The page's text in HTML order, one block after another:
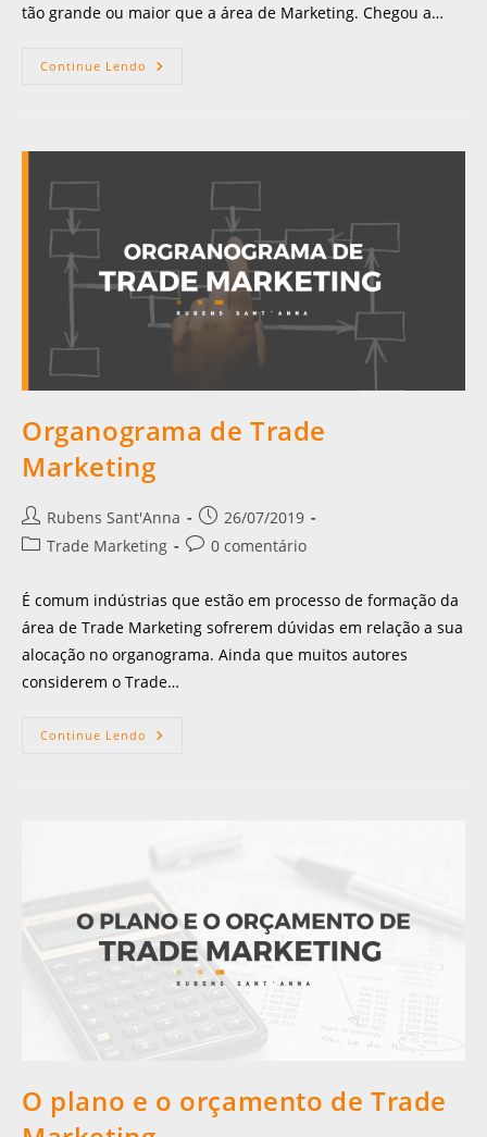
tão grande ou maior que a área de Marketing. Chegou a…
Continue Lendo
Organograma de Trade
Marketing
Rubens Sant'Anna
26/07/2019
Trade Marketing
0 comentário
É comum indústrias que estão em processo de formação da
área de Trade Marketing sofrerem dúvidas em relação a sua
alocação no organograma. Ainda que muitos autores
considerem o Trade…
Continue Lendo
O plano e o orçamento de Trade